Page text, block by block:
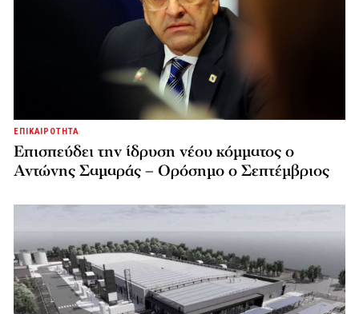
ΕΠΙΚΑΙΡΟΤΗΤΑ
Επισπεύδει την ίδρυση νέου κόμματος o
Αντώνης Σαμαράς – Ορόσημο ο Σεπτέμβριος